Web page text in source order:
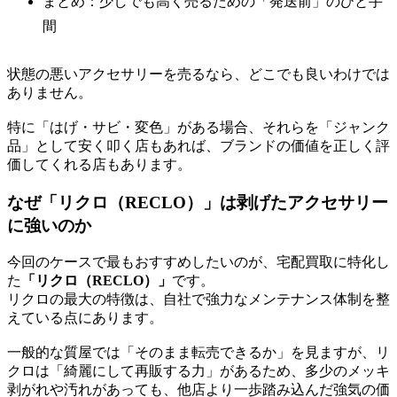
間
状態の悪いアクセサリーを売るなら、どこでも良いわけでは
ありません。
特に「はげ・サビ・変色」がある場合、それらを「ジャンク
品」として安く叩く店もあれば、ブランドの価値を正しく評
価してくれる店もあります。
なぜ「リクロ（RECLO）」は剥げたアクセサリー
に強いのか
今回のケースで最もおすすめしたいのが、宅配買取に特化し
た
「リクロ（RECLO）」 です。
リクロの最大の特徴は、自社で強力なメンテナンス体制を整
えている点にあります。
一般的な質屋では「そのまま転売できるか」を見ますが、リ
クロは「綺麗にして再販する力」があるため、多少のメッキ
剥がれや汚れがあっても、他店より一歩踏み込んだ強気の価